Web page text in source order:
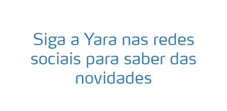
Siga a Yara nas redes
sociais para saber das
novidades